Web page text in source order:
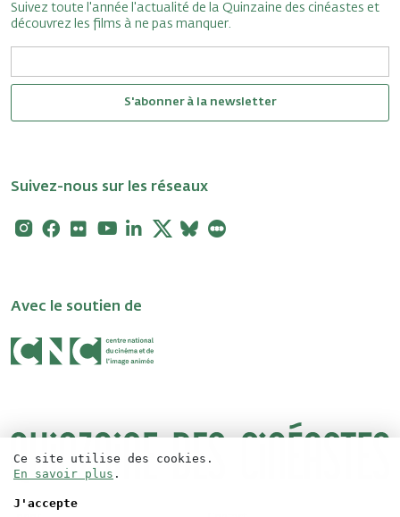
Suivez toute l'année l'actualité de la Quinzaine des cinéastes et
découvrez les films à ne pas manquer.
S'abonner à la newsletter
Suivez-nous sur les réseaux
Instagram
Facebook
FlickrYoutubeLinkedin
X Bluesky
Avec le soutien de
Ce site utilise des cookies.
En savoir plus .
J'accepte